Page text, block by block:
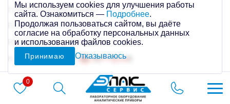
0
© 2026 AО «ЭПАК-сервис»
Политика персональных данных
Разработка сайтаMahogany
Контекстная реклама
Мы используем cookies для улучшения работы
сайта. Ознакомиться — Подробнее.
Продолжая пользоваться сайтом, вы даёте
согласие на обработку персональных данных
и использования файлов cookies.
Принимаю Отказываюсь